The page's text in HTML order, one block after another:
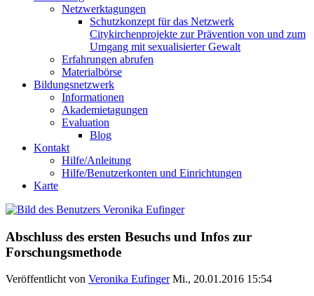
Netzwerktagungen
Schutzkonzept für das Netzwerk
Citykirchenprojekte zur Prävention von und zum
Umgang mit sexualisierter Gewalt
Erfahrungen abrufen
Materialbörse
Bildungsnetzwerk
Informationen
Akademietagungen
Evaluation
Blog
Kontakt
Hilfe/Anleitung
Hilfe/Benutzerkonten und Einrichtungen
Karte
Abschluss des ersten Besuchs und Infos zur
Forschungsmethode
Veröffentlicht von Veronika Eufinger Mi., 20.01.2016 15:54